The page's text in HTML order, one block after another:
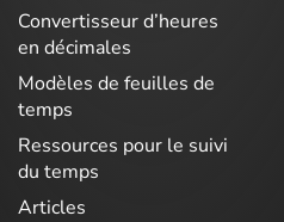
Convertisseur d’heures
en décimales
Modèles de feuilles de
temps
Ressources pour le suivi
du temps
Articles